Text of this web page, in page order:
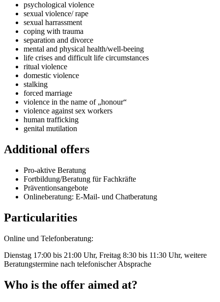
psychological violence
sexual violence/ rape
sexual harrassment
coping with trauma
separation and divorce
mental and physical health/well-beeing
life crises and difficult life circumstances
ritual violence
domestic violence
stalking
forced marriage
violence in the name of „honour“
violence against sex workers
human trafficking
genital mutilation
Additional offers
Pro-aktive Beratung
Fortbildung/Beratung für Fachkräfte
Präventionsangebote
Onlineberatung: E-Mail- und Chatberatung
Particularities
Online und Telefonberatung:
Dienstag 17:00 bis 21:00 Uhr, Freitag 8:30 bis 11:30 Uhr, weitere
Beratungstermine nach telefonischer Absprache
Who is the offer aimed at?